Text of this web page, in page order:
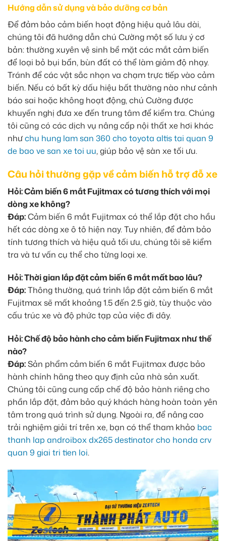
Hướng dẫn sử dụng và bảo dưỡng cơ bản
Để đảm bảo cảm biến hoạt động hiệu quả lâu dài,
chúng tôi đã hướng dẫn chú Cường một số lưu ý cơ
bản: thường xuyên vệ sinh bề mặt các mắt cảm biến
để loại bỏ bụi bẩn, bùn đất có thể làm giảm độ nhạy.
Tránh để các vật sắc nhọn va chạm trực tiếp vào cảm
biến. Nếu có bất kỳ dấu hiệu bất thường nào như cảnh
báo sai hoặc không hoạt động, chú Cường được
khuyến nghị đưa xe đến trung tâm để kiểm tra. Chúng
tôi cũng có các dịch vụ nâng cấp nội thất xe hơi khác
nhưchu hung lam san 360 cho toyota altis tai quan 9
de bao ve san xe toi uu, giúp bảo vệ sàn xe tối ưu.
Câu hỏi thường gặp về cảm biến hỗ trợ đỗ xe
Hỏi: Cảm biến 6 mắt Fujitmax có tương thích với mọi
dòng xe không?
Đáp:Cảm biến 6 mắt Fujitmax có thể lắp đặt cho hầu
hết các dòng xe ô tô hiện nay. Tuy nhiên, để đảm bảo
tính tương thích và hiệu quả tối ưu, chúng tôi sẽ kiểm
tra và tư vấn cụ thể cho từng loại xe.
Hỏi: Thời gian lắp đặt cảm biến 6 mắt mất bao lâu?
Đáp:Thông thường, quá trình lắp đặt cảm biến 6 mắt
Fujitmax sẽ mất khoảng 1.5 đến 2.5 giờ, tùy thuộc vào
cấu trúc xe và độ phức tạp của việc đi dây.
Hỏi: Chế độ bảo hành cho cảm biến Fujitmax như thế
nào?
Đáp:Sản phẩm cảm biến 6 mắt Fujitmax được bảo
hành chính hãng theo quy định của nhà sản xuất.
Chúng tôi cũng cung cấp chế độ bảo hành riêng cho
phần lắp đặt, đảm bảo quý khách hàng hoàn toàn yên
tâm trong quá trình sử dụng. Ngoài ra, để nâng cao
trải nghiệm giải trí trên xe, bạn có thể tham khảo bac
thanh lap androibox dx265 destinator cho honda crv
quan 9 giai tri tien loi.